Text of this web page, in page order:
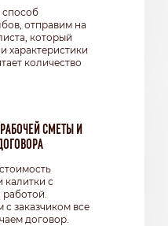
способ
отправим на
который
характеристики
количество
СМЕТЫ И
калитки с
с заказчиком все
договор.